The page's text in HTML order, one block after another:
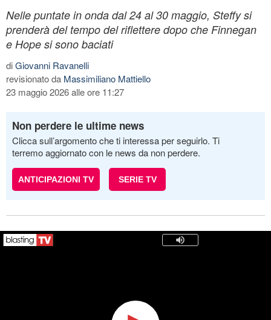
Nelle puntate in onda dal 24 al 30 maggio, Steffy si
prenderà del tempo del riflettere dopo che Finnegan
e Hope si sono baciati
diGiovanni Ravanelli
revisionato da Massimiliano Mattiello
23 maggio 2026 alle ore 11:27
Non perdere le ultime news
Clicca sull’argomento che ti interessa per seguirlo. Ti
terremo aggiornato con le news da non perdere.
ANTICIPAZIONI TV SERIE TV